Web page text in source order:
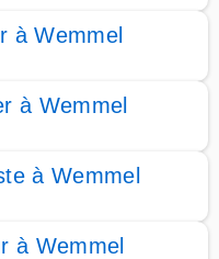
à Wemmel
à Wemmel
à Wemmel
à Wemmel